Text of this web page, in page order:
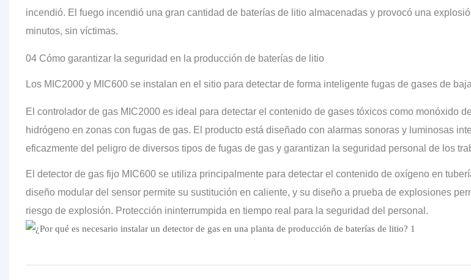
incendió. El fuego incendió una gran cantidad de baterías de litio almacenadas y provocó una
minutos, sin víctimas.
04 Cómo garantizar la seguridad en la producción de baterías de litio
Los MIC2000 y MIC600 se instalan en el sitio para detectar de forma inteligente fugas de gases de
El controlador de gas MIC2000 es ideal para detectar el contenido de gases tóxicos como monóxido
hidrógeno en zonas con fugas de gas. El producto está diseñado con alarmas sonoras y luminosas
eficazmente del peligro de diversos tipos de fugas de gas y garantizan la seguridad personal de los
El detector de gas fijo MIC600 se utiliza principalmente para detectar el contenido de oxígeno en
diseño modular del sensor permite su sustitución en caliente, y su diseño a prueba de explosiones
riesgo de explosión. Protección ininterrumpida en tiempo real para la seguridad del personal.